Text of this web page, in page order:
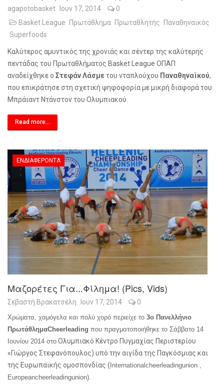
agapotobasket Ιουν 17, 2014
0
Basket League
Πρωτάθλημα Πρωταθλητής
Παναθηναϊκός
Superfoods
Καλύτερος αμυντικός της χρονιάς και σέντερ της καλύτερης
πεντάδας του Πρωταθλήματος Basket League ΟΠΑΠ
αναδείχθηκε ο Στεφάν Λάσμετου νταπλούχου Παναθηναϊκού,
που επικράτησε στη σχετική ψηφοφορία με μικρή διαφορά του
Μπράιαντ Ντάνστον του Ολυμπιακού.
Read more...
ΕΝΔΙΑΦΈΡΟΝΤΑ
Μαζορέτες Για...φίλημα! (pics, Vids)
Σεβαστή Βρακατσέλη Ιουν 17, 2014 0
Χρώματα, χαμόγελα και πολύ χορό περιείχε το 3ο Πανελλήνιο
ΠρωτάθλημαCheerleading που πραγματοποιήθηκε το Σάββατο 14
Ιουνίου 2014 στο Ολυμπιακό Κέντρο Πυγμαχίας Περιστερίου
«Γιώργος Στεφανόπουλος) υπό την αιγίδα της Παγκόσμιας και
της Ευρωπαϊκής ομοσπονδίας ( Internationalcheerleadingunion ,
Europeancheerleadingunion).